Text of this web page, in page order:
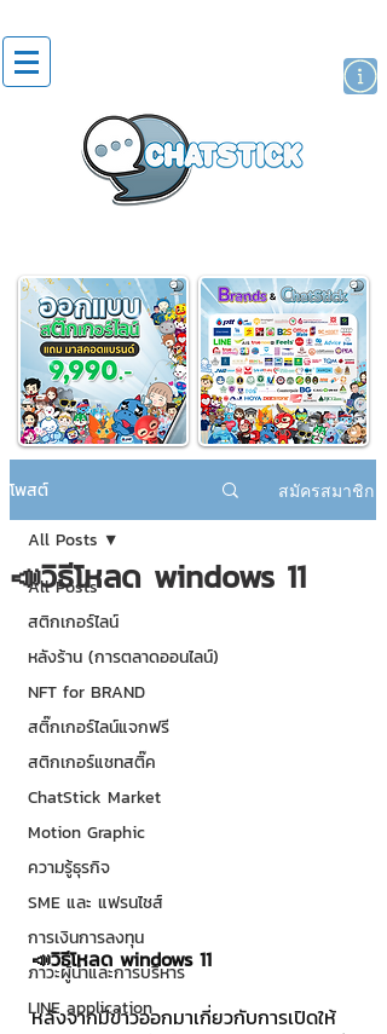
โพสต์ สมัครสมาชิก
All Posts
สติกเกอร์ไลน์
หลังร้าน (การตลาดออนไลน์)
NFT for BRAND
สติ๊กเกอร์ไลน์แจกฟรี
สติกเกอร์แชทสติ๊ค
ChatStick Market
Motion Graphic
ความรู้ธุรกิจ
SME และ แฟรนไชส์
การเงินการลงทุน
ภาวะผู้นำและการบริหาร
LINE application
All Posts
📣วิธีโหลด windows 11
📣วิธีโหลด windows 11
หลังจากมีข่าวออกมาเกี่ยวกับการเปิดให้